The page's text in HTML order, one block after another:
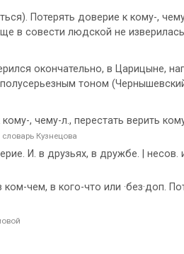
Потерять доверие к кому-,
в совести людской не
окончательно, в Царицыне,
тоном
, чему-л., перестать верить
Кузнецова
И. в друзьях, в дружбе. | несов.
чем, в кого-что или ·без·доп.